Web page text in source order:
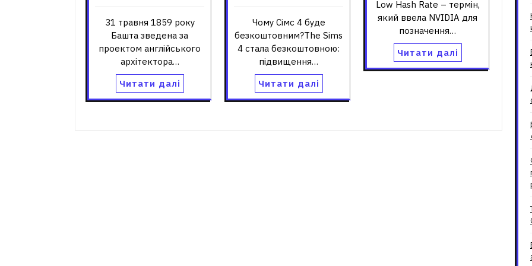
31 травня 1859 року
Башта зведена за
проектом англійського
архітектора…
Читати далі
Чому Сімс 4 буде
безкоштовним?The Sims
4 стала безкоштовною:
підвищення…
Читати далі
Low Hash Rate – термін,
який ввела NVIDIA для
позначення…
Читати далі